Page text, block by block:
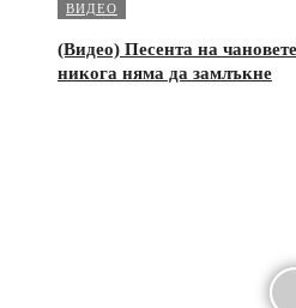
ВИДЕО
(Видео) Песента на
никога няма да замлъкне